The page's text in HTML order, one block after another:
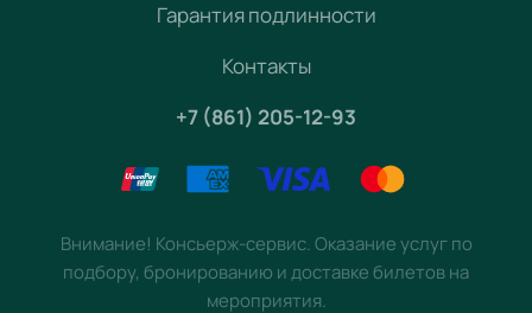
Гарантия подлинности
Контакты
+7 (861) 205-12-93
Внимание! Консьерж-сервис. Оказание услуг по
подбору, бронированию и доставке билетов на
мероприятия.